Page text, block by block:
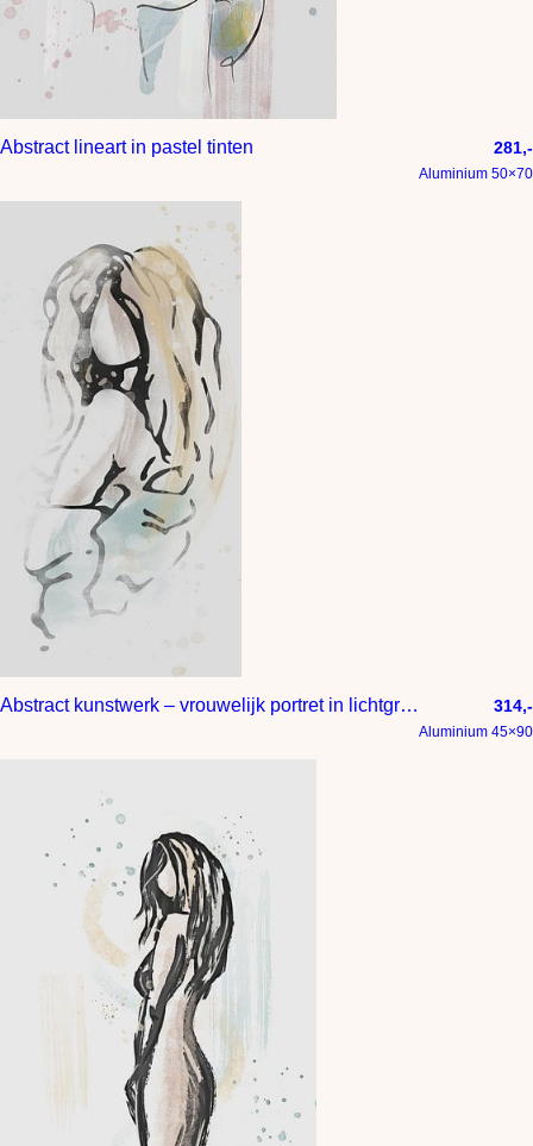
Abstract lineart in pastel tinten 281,-
Aluminium 50×70
Abstract kunstwerk – vrouwelijk portret in lichtgrijs geel en blauw 314,-
Aluminium 45×90